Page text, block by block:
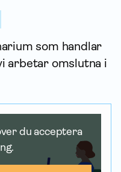
som handlar
arbetar omslutna i
du acceptera